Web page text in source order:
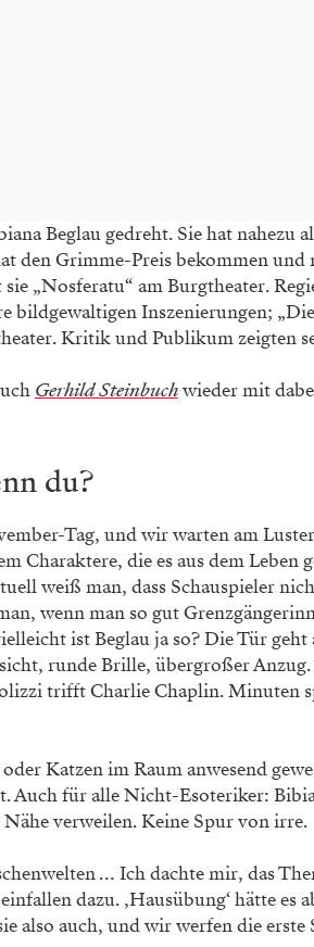
Beglau gedreht. Sie hat nahezu
den Grimme-Preis bekommen und
„Nosferatu“ am Burgtheater.
bildgewaltigen Inszenierungen;
Kritik und Publikum zeigten
Gerhild Steinbuchwieder mit
du?
Tag, und wir warten am
Charaktere, die es aus dem Leben
weiß man, dass Schauspieler
wenn man so gut
ist Beglau ja so? Die Tür
runde Brille, übergroßer
trifft Charlie Chaplin. Minuten
Katzen im Raum anwesend
Auch für alle Nicht-Esoteriker:
verweilen. Keine Spur von irre.
… Ich dachte mir, das
dazu. ‚Hausübung‘ hätte es
also auch, und wir werfen die erste